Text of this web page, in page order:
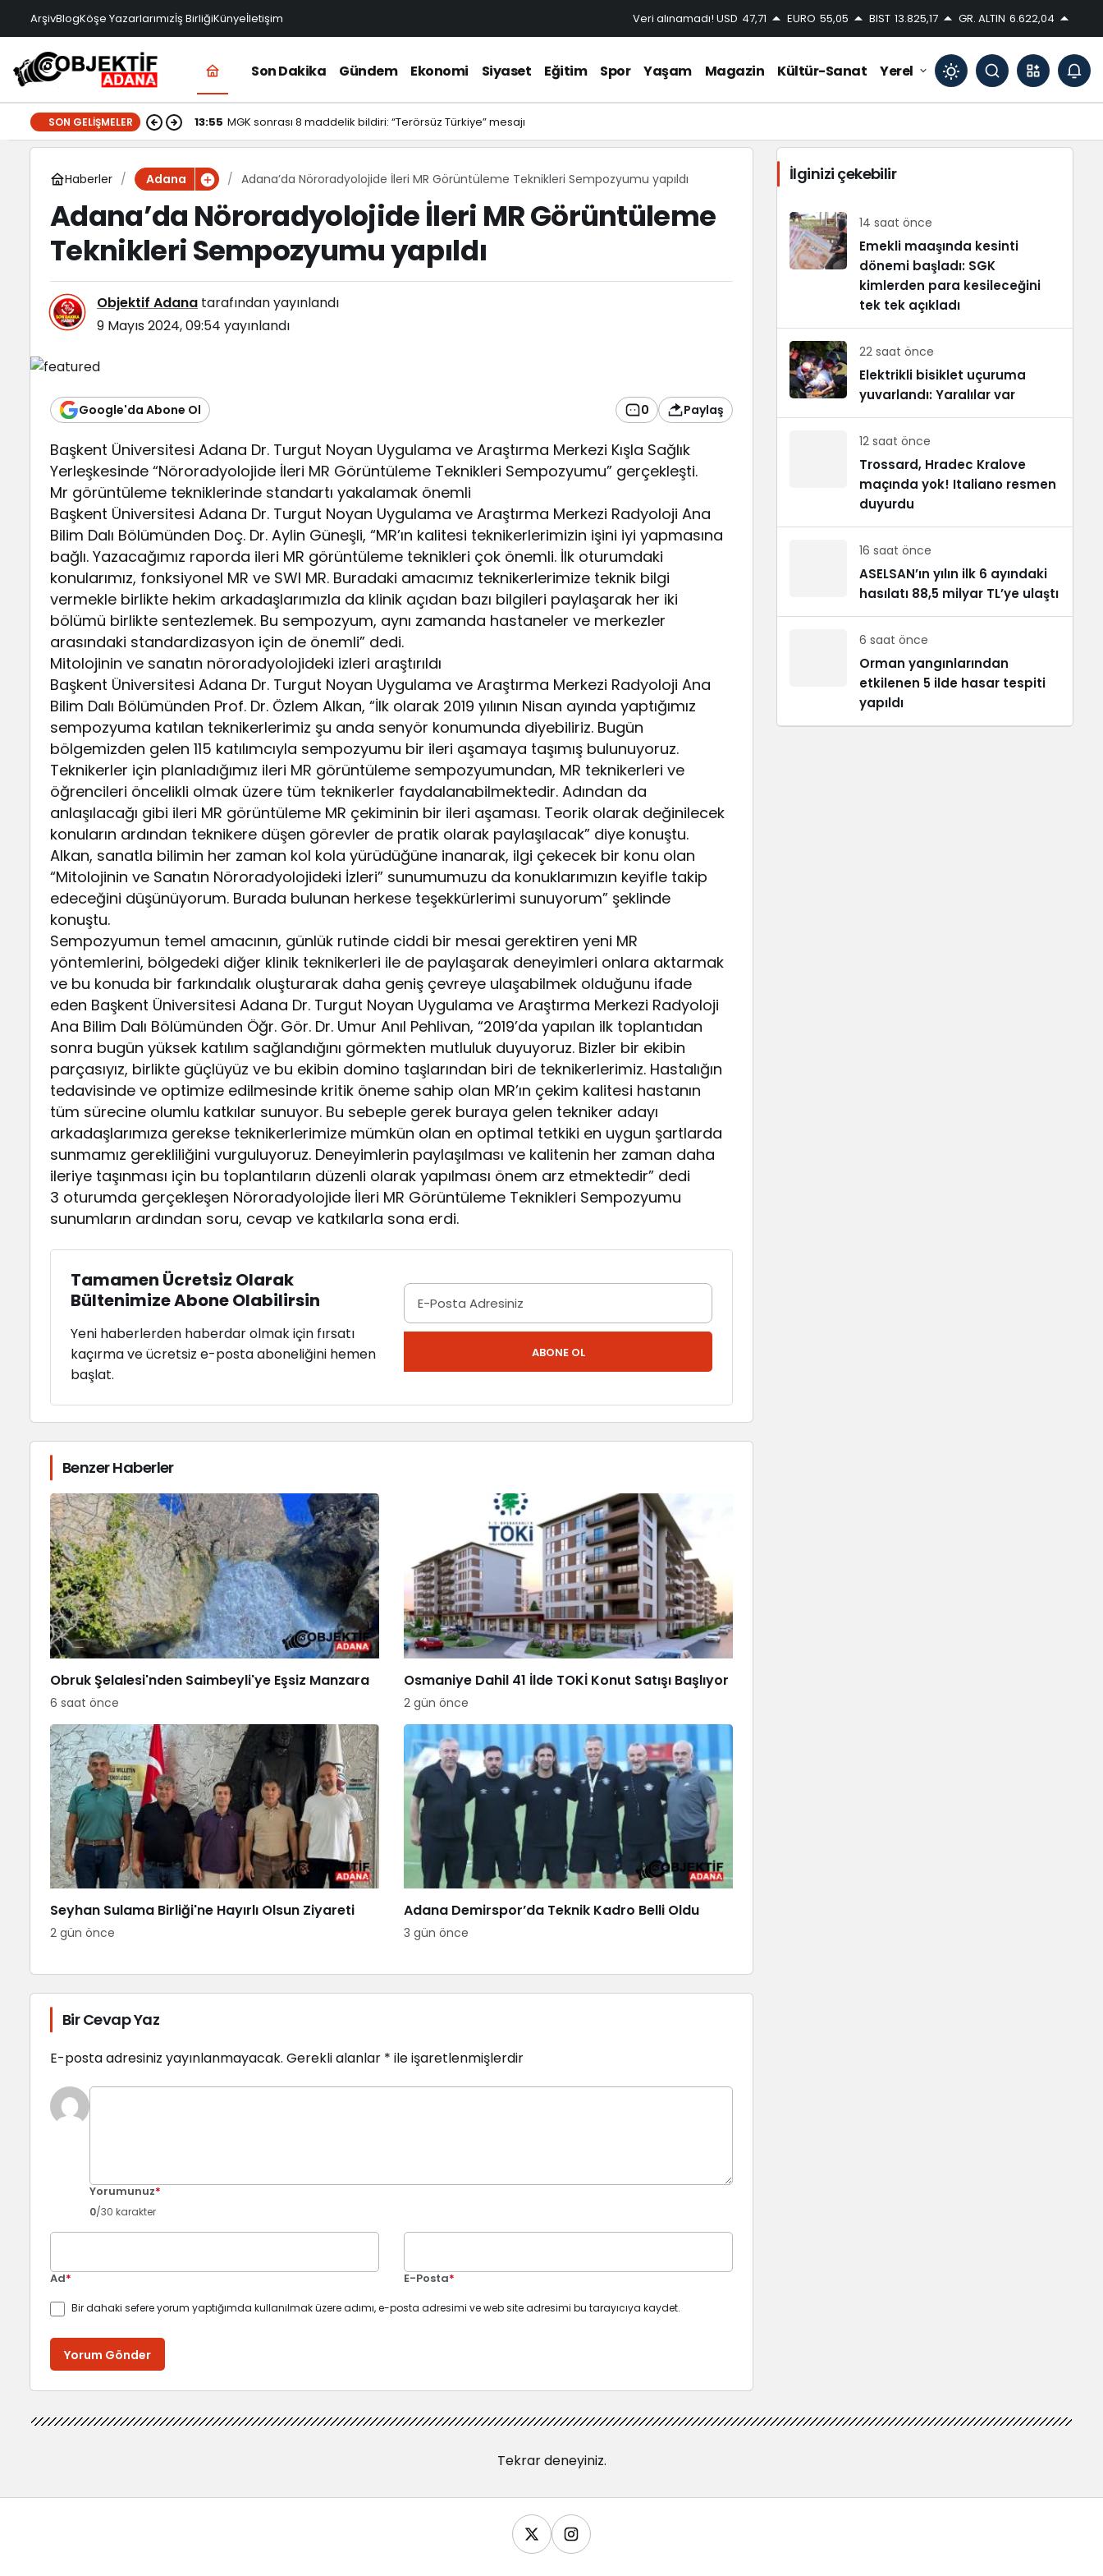
ArşivBlogKöşe Yazarlarımızİş BirliğiKünyeİletişim Veri alınamadı! USD 47,71 EURO 55,05 BIST 13.825,17 GR. ALTIN 6.622,04
Son Dakika Gündem Ekonomi Siyaset Eğitim Spor Yaşam Magazin Kültür-Sanat Yerel
Mod
değiştir
Gündüz modunu seçin.
Gece Modu
Gece modunu seçin.
Sistem modunu seçin.
SON GELIŞMELER 13:55 MGK sonrası 8 maddelik bildiri: “Terörsüz Türkiye” mesajı
Haberler Adana Adana’da Nöroradyolojide İleri MR Görüntüleme Teknikleri Sempozyumu yapıldı
Adana’da Nöroradyolojide İleri MR Görüntüleme
Teknikleri Sempozyumu yapıldı
Objektif Adana tarafından yayınlandı
9 Mayıs 2024, 09:54 yayınlandı
Google'da Abone Ol 0 Paylaş
Başkent Üniversitesi Adana Dr. Turgut Noyan Uygulama ve Araştırma Merkezi Kışla Sağlık
Yerleşkesinde “Nöroradyolojide İleri MR Görüntüleme Teknikleri Sempozyumu” gerçekleşti.
Mr görüntüleme tekniklerinde standartı yakalamak önemli
Başkent Üniversitesi Adana Dr. Turgut Noyan Uygulama ve Araştırma Merkezi Radyoloji Ana
Bilim Dalı Bölümünden Doç. Dr. Aylin Güneşli, “MR’ın kalitesi teknikerlerimizin işini iyi yapmasına
bağlı. Yazacağımız raporda ileri MR görüntüleme teknikleri çok önemli. İlk oturumdaki
konularımız, fonksiyonel MR ve SWI MR. Buradaki amacımız teknikerlerimize teknik bilgi
vermekle birlikte hekim arkadaşlarımızla da klinik açıdan bazı bilgileri paylaşarak her iki
bölümü birlikte sentezlemek. Bu sempozyum, aynı zamanda hastaneler ve merkezler
arasındaki standardizasyon için de önemli” dedi.
Mitolojinin ve sanatın nöroradyolojideki izleri araştırıldı
Başkent Üniversitesi Adana Dr. Turgut Noyan Uygulama ve Araştırma Merkezi Radyoloji Ana
Bilim Dalı Bölümünden Prof. Dr. Özlem Alkan, “İlk olarak 2019 yılının Nisan ayında yaptığımız
sempozyuma katılan teknikerlerimiz şu anda senyör konumunda diyebiliriz. Bugün
bölgemizden gelen 115 katılımcıyla sempozyumu bir ileri aşamaya taşımış bulunuyoruz.
Teknikerler için planladığımız ileri MR görüntüleme sempozyumundan, MR teknikerleri ve
öğrencileri öncelikli olmak üzere tüm teknikerler faydalanabilmektedir. Adından da
anlaşılacağı gibi ileri MR görüntüleme MR çekiminin bir ileri aşaması. Teorik olarak değinilecek
konuların ardından teknikere düşen görevler de pratik olarak paylaşılacak” diye konuştu.
Alkan, sanatla bilimin her zaman kol kola yürüdüğüne inanarak, ilgi çekecek bir konu olan
“Mitolojinin ve Sanatın Nöroradyolojideki İzleri” sunumumuzu da konuklarımızın keyifle takip
edeceğini düşünüyorum. Burada bulunan herkese teşekkürlerimi sunuyorum” şeklinde
konuştu.
Sempozyumun temel amacının, günlük rutinde ciddi bir mesai gerektiren yeni MR
yöntemlerini, bölgedeki diğer klinik teknikerleri ile de paylaşarak deneyimleri onlara aktarmak
ve bu konuda bir farkındalık oluşturarak daha geniş çevreye ulaşabilmek olduğunu ifade
eden Başkent Üniversitesi Adana Dr. Turgut Noyan Uygulama ve Araştırma Merkezi Radyoloji
Ana Bilim Dalı Bölümünden Öğr. Gör. Dr. Umur Anıl Pehlivan, “2019’da yapılan ilk toplantıdan
sonra bugün yüksek katılım sağlandığını görmekten mutluluk duyuyoruz. Bizler bir ekibin
parçasıyız, birlikte güçlüyüz ve bu ekibin domino taşlarından biri de teknikerlerimiz. Hastalığın
tedavisinde ve optimize edilmesinde kritik öneme sahip olan MR’ın çekim kalitesi hastanın
tüm sürecine olumlu katkılar sunuyor. Bu sebeple gerek buraya gelen tekniker adayı
arkadaşlarımıza gerekse teknikerlerimize mümkün olan en optimal tetkiki en uygun şartlarda
sunmamız gerekliliğini vurguluyoruz. Deneyimlerin paylaşılması ve kalitenin her zaman daha
ileriye taşınması için bu toplantıların düzenli olarak yapılması önem arz etmektedir” dedi
3 oturumda gerçekleşen Nöroradyolojide İleri MR Görüntüleme Teknikleri Sempozyumu
sunumların ardından soru, cevap ve katkılarla sona erdi.
Tamamen Ücretsiz Olarak
Bültenimize Abone Olabilirsin
Yeni haberlerden haberdar olmak için fırsatı
kaçırma ve ücretsiz e-posta aboneliğini hemen
başlat.
ABONE OL
Benzer Haberler
Obruk Şelalesi'nden Saimbeyli'ye Eşsiz Manzara
6 saat önce
Osmaniye Dahil 41 İlde TOKİ Konut Satışı Başlıyor
2 gün önce
Seyhan Sulama Birliği'ne Hayırlı Olsun Ziyareti
2 gün önce
Adana Demirspor’da Teknik Kadro Belli Oldu
3 gün önce
Bir Cevap Yaz
E-posta adresiniz yayınlanmayacak. Gerekli alanlar * ile işaretlenmişlerdir
Yorumunuz*
0/30 karakter
Ad* E-Posta*
Bir dahaki sefere yorum yaptığımda kullanılmak üzere adımı, e-posta adresimi ve web site adresimi bu tarayıcıya kaydet.
Yorum Gönder
İlginizi çekebilir
14 saat önce
Emekli maaşında kesinti
dönemi başladı: SGK
kimlerden para kesileceğini
tek tek açıkladı
22 saat önce
Elektrikli bisiklet uçuruma
yuvarlandı: Yaralılar var
12 saat önce
Trossard, Hradec Kralove
maçında yok! Italiano resmen
duyurdu
16 saat önce
ASELSAN’ın yılın ilk 6 ayındaki
hasılatı 88,5 milyar TL’ye ulaştı
6 saat önce
Orman yangınlarından
etkilenen 5 ilde hasar tespiti
yapıldı
Tekrar deneyiniz.